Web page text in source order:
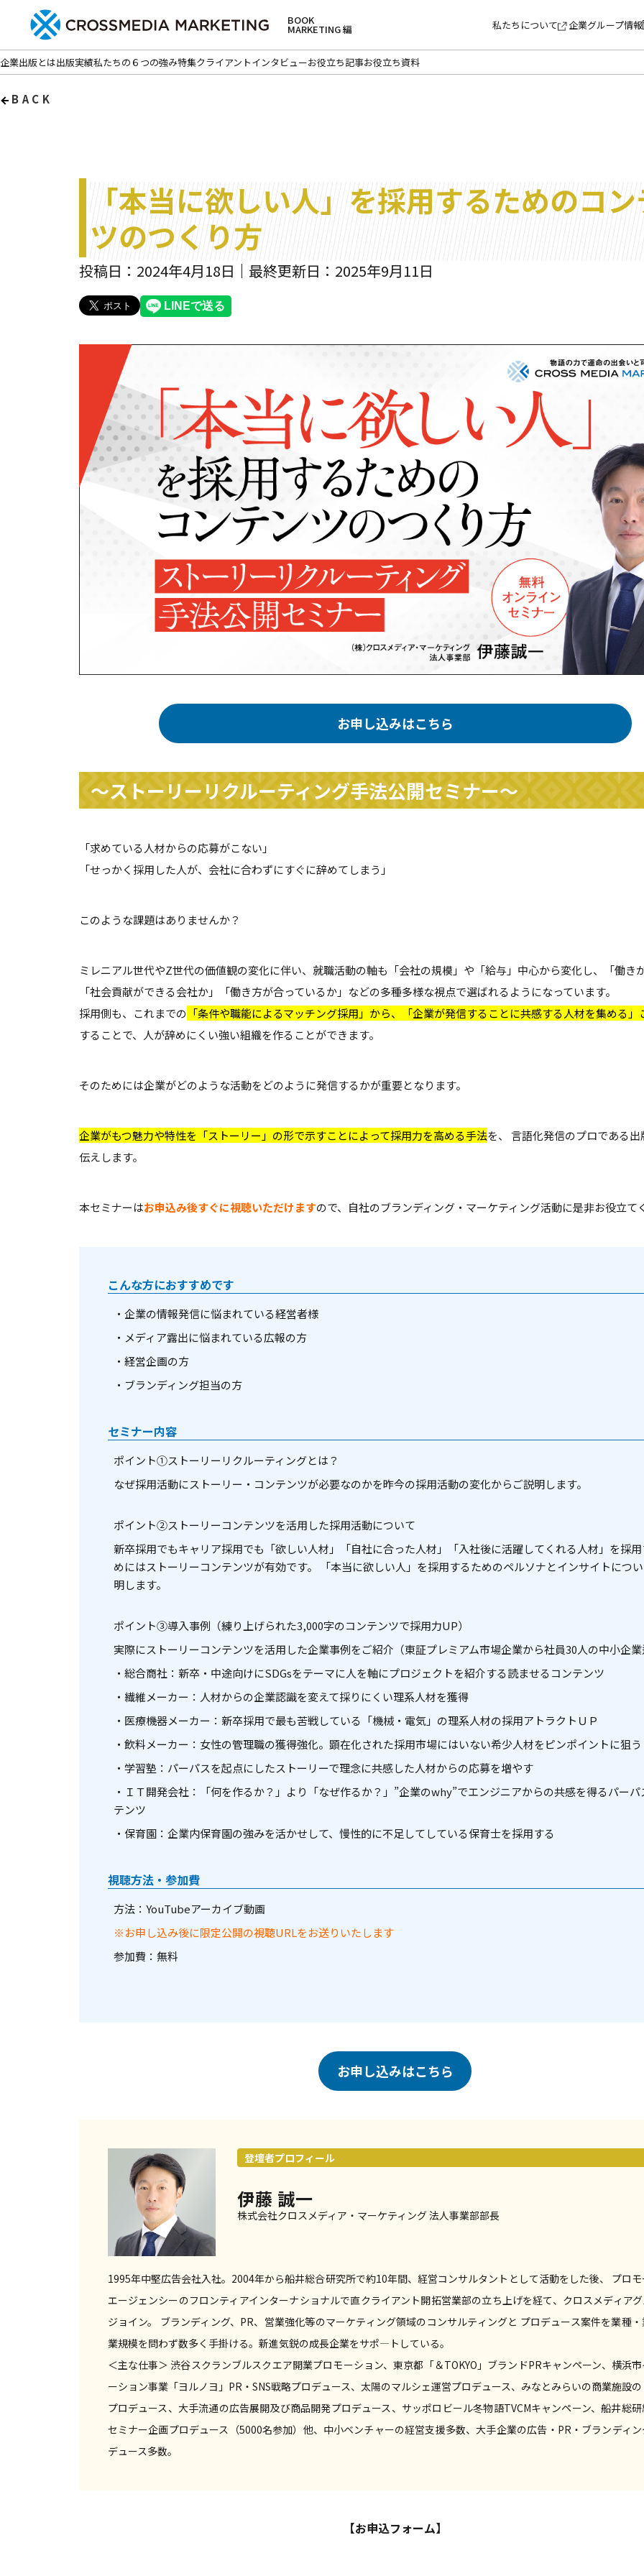
BOOK
MARKETING 編 私たちについて 企業グループ情報
企業出版とは出版実績私たちの６つの強み特集クライアントインタビューお役立ち記事お役立ち資料
BACK
「本当に欲しい人」を採用するためのコ
ツのつくり方
投稿日：2024年4月18日 最終更新日：2025年9月11日
お申し込みはこちら
～ストーリーリクルーティング手法公開セミナー～
「求めている人材からの応募がこない」
「せっかく採用した人が、会社に合わずにすぐに辞めてしまう」
このような課題はありませんか？
ミレニアル世代やZ世代の価値観の変化に伴い、就職活動の軸も「会社の規模」や「給与」中心から変化し、「働き
「社会貢献ができる会社か」「働き方が合っているか」などの多種多様な視点で選ばれるようになっています。
採用側も、これまでの 「条件や職能によるマッチング採用」から、 「企業が発信することに共感する人材を集める」
することで、人が辞めにくい強い組織を作ることができます。
そのためには企業がどのような活動をどのように発信するかが重要となります。
企業がもつ魅力や特性を「ストーリー」の形で示すことによって採用力を高める手法を、 言語化発信のプロである
伝えします。
本セミナーはお申込み後すぐに視聴いただけますので、自社のブランディング・マーケティング活動に是非お役立て
こんな方におすすめです
・企業の情報発信に悩まれている経営者様
・メディア露出に悩まれている広報の方
・経営企画の方
・ブランディング担当の方
セミナー内容
ポイント①ストーリーリクルーティングとは？
なぜ採用活動にストーリー・コンテンツが必要なのかを昨今の採用活動の変化からご説明します。
ポイント②ストーリーコンテンツを活用した採用活動について
新卒採用でもキャリア採用でも「欲しい人材」「自社に合った人材」「入社後に活躍してくれる人材」を採用
めにはストーリーコンテンツが有効です。 「本当に欲しい人」を採用するためのペルソナとインサイトにつ
明します。
ポイント③導入事例（練り上げられた3,000字のコンテンツで採用力UP）
実際にストーリーコンテンツを活用した企業事例をご紹介（東証プレミアム市場企業から社員30人の中小企業
・総合商社：新卒・中途向けにSDGsをテーマに人を軸にプロジェクトを紹介する読ませるコンテンツ
・繊維メーカー：人材からの企業認識を変えて採りにくい理系人材を獲得
・医療機器メーカー：新卒採用で最も苦戦している「機械・電気」の理系人材の採用アトラクトＵＰ
・飲料メーカー：女性の管理職の獲得強化。顕在化された採用市場にはいない希少人材をピンポイントに狙う
・学習塾：パーパスを起点にしたストーリーで理念に共感した人材からの応募を増やす
・ＩＴ開発会社：「何を作るか？」より「なぜ作るか？」”企業のwhy”でエンジニアからの共感を得るパーパ
テンツ
・保育園：企業内保育園の強みを活かせして、慢性的に不足してしている保育士を採用する
視聴方法・参加費
方法：YouTubeアーカイブ動画
※お申し込み後に限定公開の視聴URLをお送りいたします
参加費：無料
お申し込みはこちら
登壇者プロフィール
伊藤 誠一
株式会社クロスメディア・マーケティング 法人事業部部長
1995年中堅広告会社入社。2004年から船井総合研究所で約10年間、経営コンサルタントとして活動をした後、 プロ
エージェンシーのフロンティアインターナショナルで直クライアント開拓営業部の立ち上げを経て、クロスメディア
ジョイン。 ブランディング、PR、営業強化等のマーケティング領域のコンサルティングと プロデュース案件を業種
業規模を問わず数多く手掛ける。新進気鋭の成長企業をサポ―トしている。
＜主な仕事＞ 渋谷スクランブルスクエア開業プロモーション、東京都「＆TOKYO」ブランドPRキャンペーン、横浜
ーション事業「ヨルノヨ」PR・SNS戦略プロデュース、太陽のマルシェ運営プロデュース、みなとみらいの商業施設
プロデュース、大手流通の広告展開及び商品開発プロデュース、サッポロビール冬物語TVCMキャンペーン、船井総
セミナー企画プロデュース（5000名参加）他、中小ベンチャーの経営支援多数、大手企業の広告・PR・ブランディ
デュース多数。
【お申込フォーム】